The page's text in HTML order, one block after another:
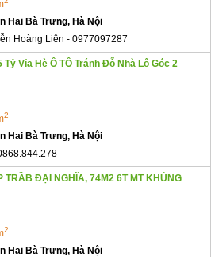
Hai Bà Trưng, Hà Nội
Hoàng Liên - 0977097287
Tỷ Vỉa Hè Ô TÔ Tránh Đỗ Nhà Lô Góc 2
2
Hai Bà Trưng, Hà Nội
TRẦB ĐẠI NGHĨA, 74M2 6T MT KHỦNG
2
Hai Bà Trưng, Hà Nội